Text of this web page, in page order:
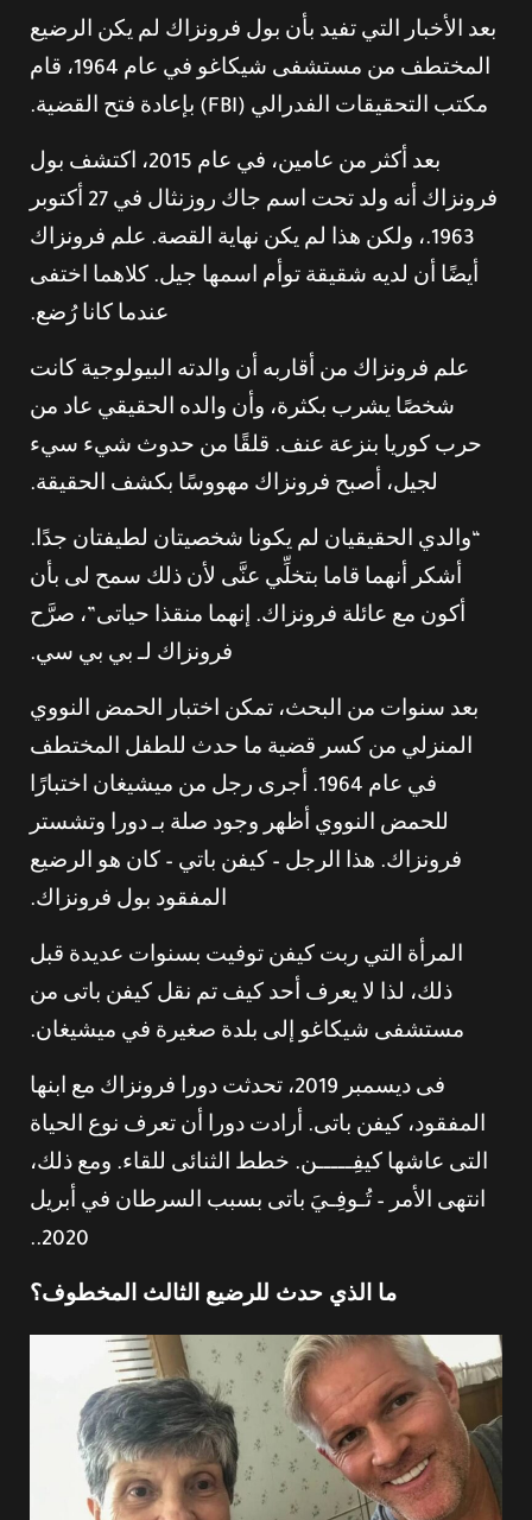
بعد الأخبار التي تفيد بأن بول فرونزاك لم يكن الرضيع
المختطف من مستشفى شيكاغو في عام 1964، قام
مكتب التحقيقات الفدرالي (FBI) بإعادة فتح القضية.
بعد أكثر من عامين، في عام 2015، اكتشف بول
فرونزاك أنه ولد تحت اسم جاك روزنثال في 27 أكتوبر
1963.، ولكن هذا لم يكن نهاية القصة. علم فرونزاك
أيضًا أن لديه شقيقة توأم اسمها جيل. كلاهما اختفى
عندما كانا رُضع.
علم فرونزاك من أقاربه أن والدته البيولوجية كانت
شخصًا يشرب بكثرة، وأن والده الحقيقي عاد من
حرب كوريا بنزعة عنف. قلقًا من حدوث شيء سيء
لجيل، أصبح فرونزاك مهووسًا بكشف الحقيقة.
“والدي الحقيقيان لم يكونا شخصيتان لطيفتان جدًا.
أشكر أنهما قاما بتخلِّي عنَّى لأن ذلك سمح لى بأن
أكون مع عائلة فرونزاك. إنهما منقذا حياتى”، صرَّح
فرونزاك لـ بي بي سي.
بعد سنوات من البحث، تمكن اختبار الحمض النووي
المنزلي من كسر قضية ما حدث للطفل المختطف
في عام 1964. أجرى رجل من ميشيغان اختبارًا
للحمض النووي أظهر وجود صلة بـ دورا وتشستر
فرونزاك. هذا الرجل – كيفن باتي – كان هو الرضيع
المفقود بول فرونزاك.
المرأة التي ربت كيفن توفيت بسنوات عديدة قبل
ذلك، لذا لا يعرف أحد كيف تم نقل كيفن باتى من
مستشفى شيكاغو إلى بلدة صغيرة في ميشيغان.
فى ديسمبر 2019، تحدثت دورا فرونزاك مع ابنها
المفقود، كيفن باتى. أرادت دورا أن تعرف نوع الحياة
التى عاشها كيفِـــــﻦ. خطط الثنائى للقاء. ومع ذلك،
انتهى الأمر – تُـوفِـيَ باتى بسبب السرطان في أبريل
2020..
ما الذي حدث للرضيع الثالث المخطوف؟